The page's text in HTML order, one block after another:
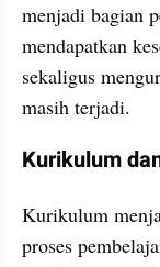
menjadi bagian
mendapatkan
sekaligus
masih terjadi.
Kurikulum
Kurikulum
proses